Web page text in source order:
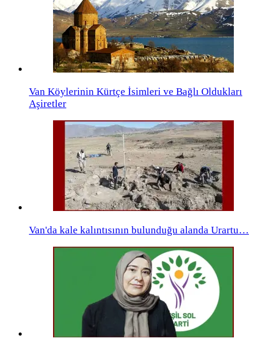
Van Köylerinin Kürtçe İsimleri ve Bağlı Oldukları
Aşiretler
Van'da kale kalıntısının bulunduğu alanda Urartu…